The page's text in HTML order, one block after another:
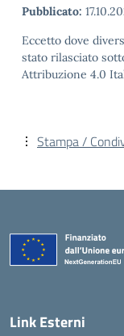
Pubblicato:
Eccetto dove
stato rilasciato
Attribuzione 4.0
Stampa /
Link Esterni